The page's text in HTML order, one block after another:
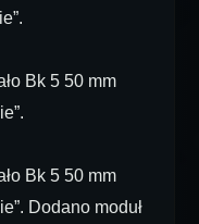
Bk 5 50 mm
Bk 5 50 mm
Dodano moduł